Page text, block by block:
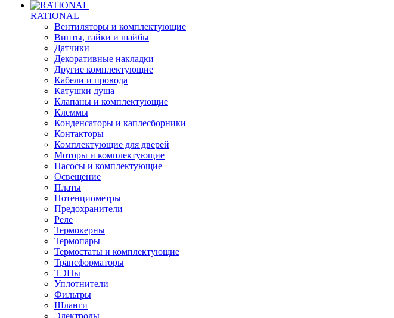
RATIONAL
Вентиляторы и комплектующие
Винты, гайки и шайбы
Датчики
Декоративные накладки
Другие комплектующие
Кабели и провода
Катушки душа
Клапаны и комплектующие
Клеммы
Конденсаторы и каплесборники
Контакторы
Комплектующие для дверей
Моторы и комплектующие
Насосы и комплектующие
Освещение
Платы
Потенциометры
Предохранители
Реле
Термокерны
Термопары
Термостаты и комплектующие
Трансформаторы
ТЭНы
Уплотнители
Фильтры
Шланги
Электроды